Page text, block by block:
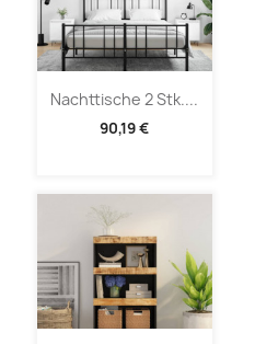
Nachttische 2 Stk....
90,19 €